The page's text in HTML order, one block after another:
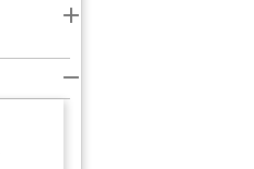

